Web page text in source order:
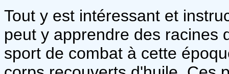
Tout y est intéressant et
peut y apprendre des racines
sport de combat à cette